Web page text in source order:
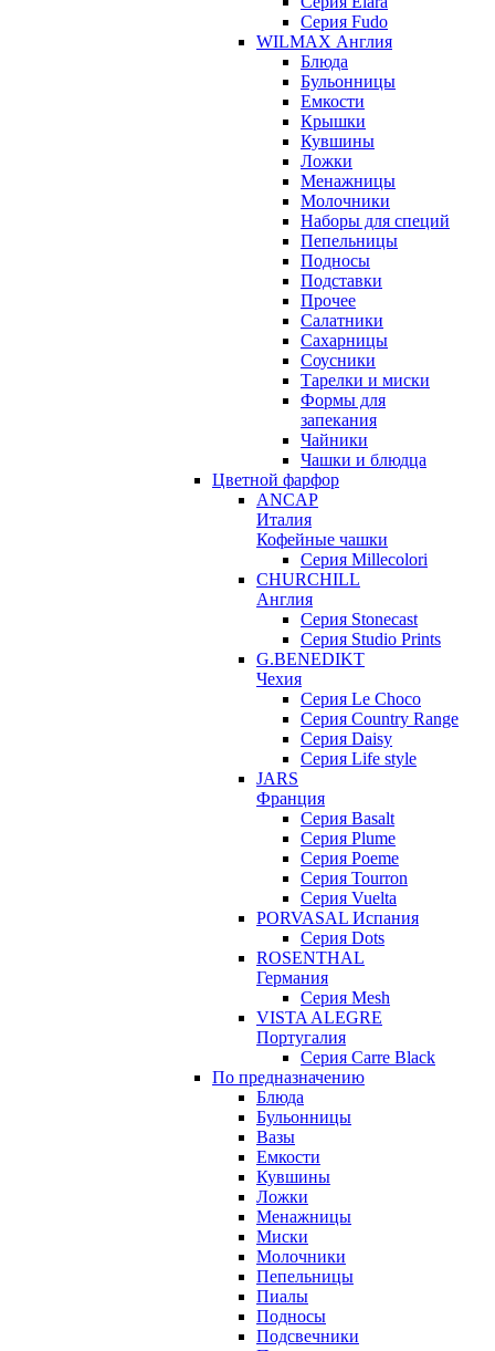
Серия Fudo
WILMAX Англия
Блюда
Бульонницы
Емкости
Крышки
Кувшины
Ложки
Менажницы
Молочники
Наборы для специй
Пепельницы
Подносы
Подставки
Прочее
Салатники
Сахарницы
Соусники
Тарелки и миски
Формы для
запекания
Чайники
Чашки и блюдца
Цветной фарфор
ANCAP
Италия
Кофейные чашки
Серия Millecolori
CHURCHILL
Англия
Серия Stonecast
Серия Studio Prints
G.BENEDIKT
Чехия
Cерия Le Choco
Серия Country Range
Серия Daisy
Серия Life style
JARS
Франция
Серия Basalt
Серия Plume
Серия Poeme
Серия Tourron
Серия Vuelta
PORVASAL Испания
Серия Dots
ROSENTHAL
Германия
Серия Mesh
VISTA ALEGRE
Португалия
Серия Carre Black
По предназначению
Блюда
Бульонницы
Вазы
Емкости
Кувшины
Ложки
Менажницы
Миски
Молочники
Пепельницы
Пиалы
Подносы
Подсвечники